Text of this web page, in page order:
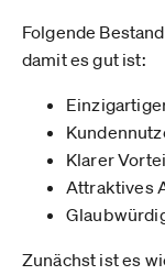
Folgende
damit es gut ist:
Klarer
Attraktives
Zunächst ist es